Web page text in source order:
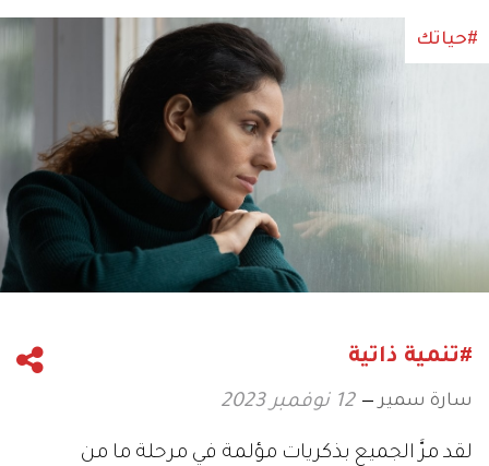
#حياتك
#تنمية ذاتية
سارة سمير 12 نوفمبر 2023
لقد مرَّ الجميع بذكريات مؤلمة في مرحلة ما من